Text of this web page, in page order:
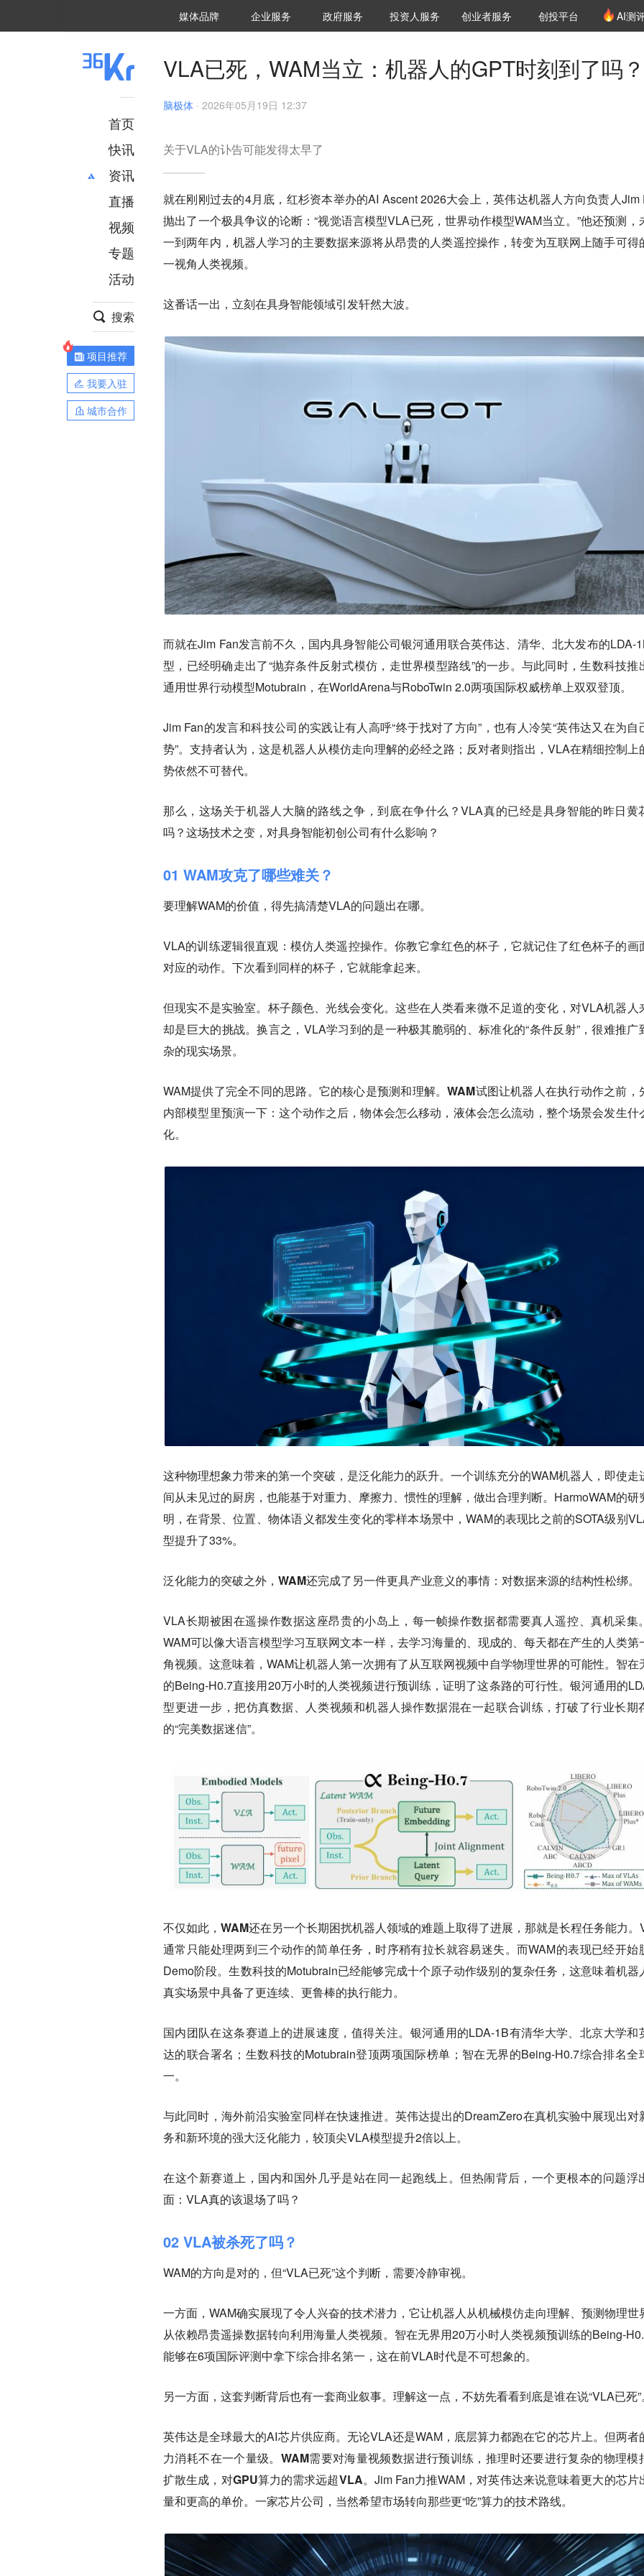
媒体品牌 36Kr研究院
企业服务 城市之窗
政府服务 VClub投资机构库
投资机构职位推介
投资人服务 创投氪堂
创业者服务 创投平台 AI测
首页
快讯
资讯
推荐
财经
项目推荐
安徽
直播
视频
专题
活动
搜索
项目推荐
我要入驻
城市合作
VLA已死，WAM当立：机器人的GPT时刻到了吗？
脑极体 · 2026年05月19日 12:37
关于VLA的讣告可能发得太早了
就在刚刚过去的4月底，红杉资本举办的AI Ascent 2026大会上，英伟达机器人方向负责人Jim
抛出了一个极具争议的论断：“视觉语言模型VLA已死，世界动作模型WAM当立。”他还预测，
一到两年内，机器人学习的主要数据来源将从昂贵的人类遥控操作，转变为互联网上随手可得
一视角人类视频。
这番话一出，立刻在具身智能领域引发轩然大波。
而就在Jim Fan发言前不久，国内具身智能公司银河通用联合英伟达、清华、北大发布的LDA-
型，已经明确走出了“抛弃条件反射式模仿，走世界模型路线”的一步。与此同时，生数科技推
通用世界行动模型Motubrain，在WorldArena与RoboTwin 2.0两项国际权威榜单上双双登顶。
Jim Fan的发言和科技公司的实践让有人高呼“终于找对了方向”，也有人冷笑“英伟达又在为自
势”。支持者认为，这是机器人从模仿走向理解的必经之路；反对者则指出，VLA在精细控制上
势依然不可替代。
那么，这场关于机器人大脑的路线之争，到底在争什么？VLA真的已经是具身智能的昨日黄
吗？这场技术之变，对具身智能初创公司有什么影响？
01 WAM攻克了哪些难关？
要理解WAM的价值，得先搞清楚VLA的问题出在哪。
VLA的训练逻辑很直观：模仿人类遥控操作。你教它拿红色的杯子，它就记住了红色杯子的画
对应的动作。下次看到同样的杯子，它就能拿起来。
但现实不是实验室。杯子颜色、光线会变化。这些在人类看来微不足道的变化，对VLA机器人
却是巨大的挑战。换言之，VLA学习到的是一种极其脆弱的、标准化的“条件反射”，很难推广
杂的现实场景。
WAM提供了完全不同的思路。它的核心是预测和理解。WAM试图让机器人在执行动作之前，
内部模型里预演一下：这个动作之后，物体会怎么移动，液体会怎么流动，整个场景会发生什
化。
这种物理想象力带来的第一个突破，是泛化能力的跃升。 一个训练充分的WAM机器人，即使走
间从未见过的厨房，也能基于对重力、摩擦力、惯性的理解，做出合理判断。HarmoWAM的研
明，在背景、位置、物体语义都发生变化的零样本场景中，WAM的表现比之前的SOTA级别
型提升了33%。
泛化能力的突破之外，WAM还完成了另一件更具产业意义的事情：对数据来源的结构性松绑。
VLA长期被困在遥操作数据这座昂贵的小岛上，每一帧操作数据都需要真人遥控、真机采集
WAM可以像大语言模型学习互联网文本一样，去学习海量的、现成的、每天都在产生的人类第
角视频。这意味着，WAM让机器人第一次拥有了从互联网视频中自学物理世界的可能性。智在
的Being-H0.7直接用20万小时的人类视频进行预训练，证明了这条路的可行性。银河通用的
型更进一步，把仿真数据、人类视频和机器人操作数据混在一起联合训练，打破了行业长期
的“完美数据迷信”。
不仅如此，WAM还在另一个长期困扰机器人领域的难题上取得了进展，那就是长程任务能力。
通常只能处理两到三个动作的简单任务，时序稍有拉长就容易迷失。而WAM的表现已经开始
Demo阶段。生数科技的Motubrain已经能够完成十个原子动作级别的复杂任务，这意味着机器
真实场景中具备了更连续、更鲁棒的执行能力。
国内团队在这条赛道上的进展速度，值得关注。银河通用的LDA-1B有清华大学、北京大学和
达的联合署名；生数科技的Motubrain登顶两项国际榜单；智在无界的Being-H0.7综合排名全
一。
与此同时，海外前沿实验室同样在快速推进。英伟达提出的DreamZero在真机实验中展现出对
务和新环境的强大泛化能力，较顶尖VLA模型提升2倍以上。
在这个新赛道上，国内和国外几乎是站在同一起跑线上。但热闹背后，一个更根本的问题浮
面：VLA真的该退场了吗？
02 VLA被杀死了吗？
WAM的方向是对的，但“VLA已死”这个判断，需要冷静审视。
一方面，WAM确实展现了令人兴奋的技术潜力，它让机器人从机械模仿走向理解、预测物理世
从依赖昂贵遥操数据转向利用海量人类视频。智在无界用20万小时人类视频预训练的Being-
能够在6项国际评测中拿下综合排名第一，这在前VLA时代是不可想象的。
另一方面，这套判断背后也有一套商业叙事。理解这一点，不妨先看看到底是谁在说“VLA已死”。
英伟达是全球最大的AI芯片供应商。无论VLA还是WAM，底层算力都跑在它的芯片上。但两者
力消耗不在一个量级。 WAM需要对海量视频数据进行预训练，推理时还要进行复杂的物理模
扩散生成，对GPU算力的需求远超VLA。 Jim Fan力推WAM，对英伟达来说意味着更大的芯片
量和更高的单价。一家芯片公司，当然希望市场转向那些更“吃”算力的技术路线。